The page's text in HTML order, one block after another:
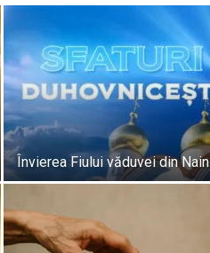
Învierea Fiului văduvei din Nain